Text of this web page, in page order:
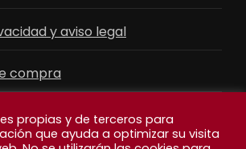
y aviso legal
compra
propias y de terceros para
que ayuda a optimizar su visita